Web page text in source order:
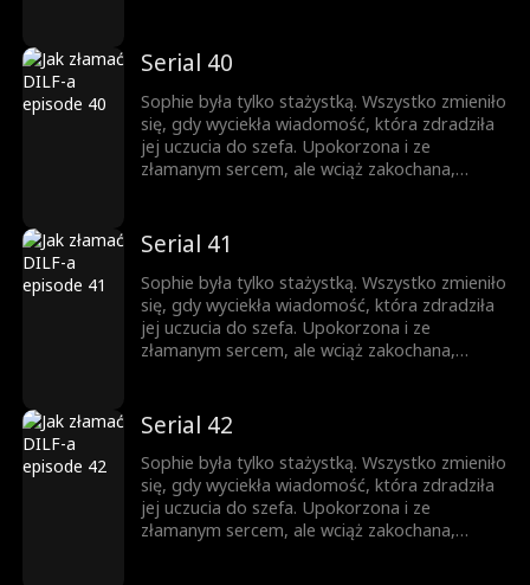
mieszkają razem. Nocą ich spojrzenia stają się
coraz bardziej odważne, a sekrety coraz
trudniejsze do ukrycia. Ona jest córką jego
najlepszego przyjaciela, a on mężczyzną, o
którym ona nie może przestać myśleć. Pokusa
nigdy nie była w jej planach.
Serial 40
Sophie była tylko stażystką. Wszystko zmieniło
się, gdy wyciekła wiadomość, która zdradziła
jej uczucia do szefa. Upokorzona i ze
złamanym sercem, ale wciąż zakochana,
mieszkają razem. Nocą ich spojrzenia stają się
coraz bardziej odważne, a sekrety coraz
trudniejsze do ukrycia. Ona jest córką jego
najlepszego przyjaciela, a on mężczyzną, o
którym ona nie może przestać myśleć. Pokusa
nigdy nie była w jej planach.
Serial 41
Sophie była tylko stażystką. Wszystko zmieniło
się, gdy wyciekła wiadomość, która zdradziła
jej uczucia do szefa. Upokorzona i ze
złamanym sercem, ale wciąż zakochana,
mieszkają razem. Nocą ich spojrzenia stają się
coraz bardziej odważne, a sekrety coraz
trudniejsze do ukrycia. Ona jest córką jego
najlepszego przyjaciela, a on mężczyzną, o
którym ona nie może przestać myśleć. Pokusa
nigdy nie była w jej planach.
Serial 42
Sophie była tylko stażystką. Wszystko zmieniło
się, gdy wyciekła wiadomość, która zdradziła
jej uczucia do szefa. Upokorzona i ze
złamanym sercem, ale wciąż zakochana,